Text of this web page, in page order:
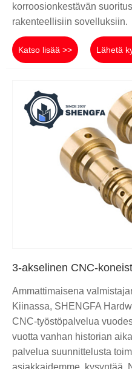
korroosionkestävän
rakenteellisiin sovelluksiin.
Katso lisää >> Lähetä
3-akselinen CNC-
Ammattimaisena
Kiinassa, SHENGFA
CNC-työstöpalvelua
vuotta vanhan historian
palvelua suunnittelusta
asiakkaidemme. kysyntää.